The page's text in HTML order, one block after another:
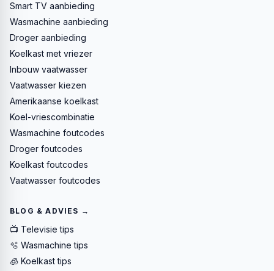
Smart TV aanbieding
Wasmachine aanbieding
Droger aanbieding
Koelkast met vriezer
Inbouw vaatwasser
Vaatwasser kiezen
Amerikaanse koelkast
Koel-vriescombinatie
Wasmachine foutcodes
Droger foutcodes
Koelkast foutcodes
Vaatwasser foutcodes
BLOG & ADVIES →
📺 Televisie tips
🫧 Wasmachine tips
🧊 Koelkast tips